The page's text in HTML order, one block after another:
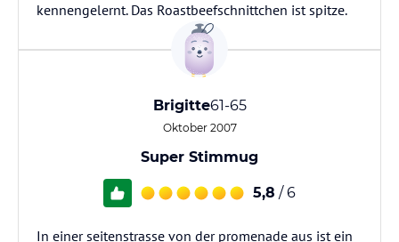
kennengelernt. Das Roastbeefschnittchen ist spitze.
Brigitte61-65
Oktober 2007
Super Stimmug
5,8 / 6
In einer seitenstrasse von der promenade aus ist ein